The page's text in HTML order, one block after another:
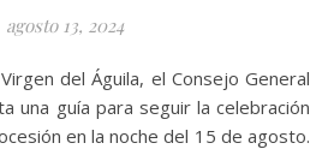
agosto 13, 2024
una guía para seguir la celebración
en la noche del 15 de agosto.